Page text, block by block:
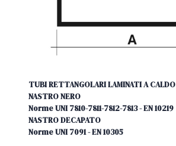
TUBI RETTANGOLARI LAMINATI A CALDO
NASTRO NERO
Norme UNI 7810-7811-7812-7813 - EN 10219
NASTRO DECAPATO
Norme UNI 7091 - EN 10305